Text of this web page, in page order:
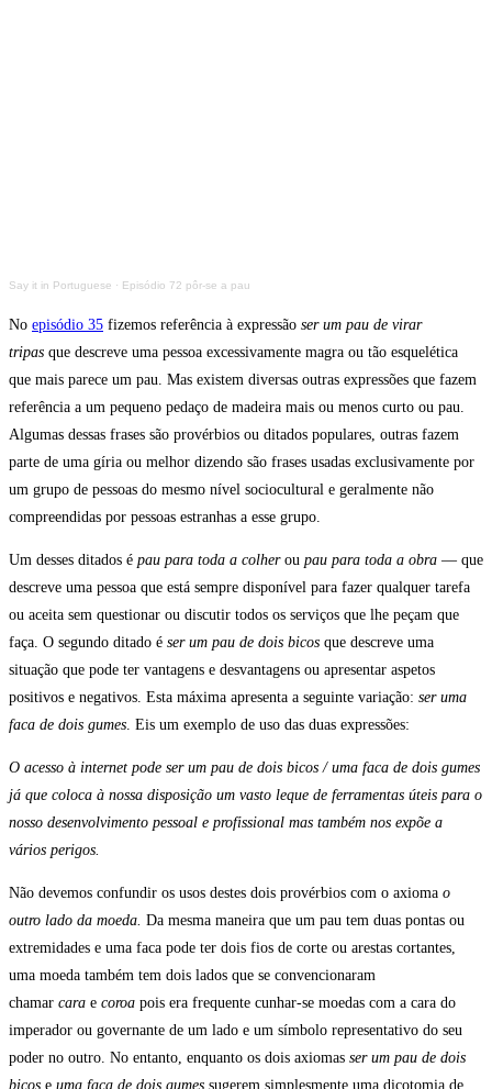
Say it in Portuguese · Episódio 72 pôr-se a pau
No episódio 35 fizemos referência à expressão ser um pau de virar
tripas que descreve uma pessoa excessivamente magra ou tão esquelética
que mais parece um pau. Mas existem diversas outras expressões que fazem
referência a um pequeno pedaço de madeira mais ou menos curto ou pau.
Algumas dessas frases são provérbios ou ditados populares, outras fazem
parte de uma gíria ou melhor dizendo são frases usadas exclusivamente por
um grupo de pessoas do mesmo nível sociocultural e geralmente não
compreendidas por pessoas estranhas a esse grupo.
Um desses ditados é pau para toda a colher ou pau para toda a obra — que
descreve uma pessoa que está sempre disponível para fazer qualquer tarefa
ou aceita sem questionar ou discutir todos os serviços que lhe peçam que
faça. O segundo ditado é ser um pau de dois bicos que descreve uma
situação que pode ter vantagens e desvantagens ou apresentar aspetos
positivos e negativos. Esta máxima apresenta a seguinte variação: ser uma
faca de dois gumes. Eis um exemplo de uso das duas expressões:
O acesso à internet pode ser um pau de dois bicos / uma faca de dois gumes
já que coloca à nossa disposição um vasto leque de ferramentas úteis para o
nosso desenvolvimento pessoal e profissional mas também nos expõe a
vários perigos.
Não devemos confundir os usos destes dois provérbios com o axioma o
outro lado da moeda. Da mesma maneira que um pau tem duas pontas ou
extremidades e uma faca pode ter dois fios de corte ou arestas cortantes,
uma moeda também tem dois lados que se convencionaram
chamar cara e coroa pois era frequente cunhar-se moedas com a cara do
imperador ou governante de um lado e um símbolo representativo do seu
poder no outro. No entanto, enquanto os dois axiomas ser um pau de dois
bicos e uma faca de dois gumes sugerem simplesmente uma dicotomia de